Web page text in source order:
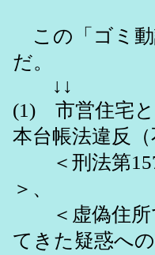
この「ゴミ動
だ。
↓↓
(1) 市営住宅と
本台帳法違反（
＜刑法第157
＞、
＜虚偽住所
てきた疑惑へ